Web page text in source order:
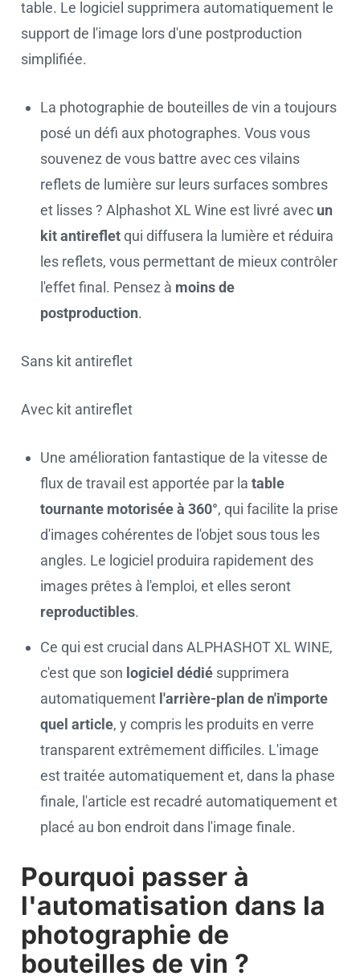
table. Le logiciel supprimera automatiquement le
support de l'image lors d'une postproduction
simplifiée.
La photographie de bouteilles de vin a toujours
posé un défi aux photographes. Vous vous
souvenez de vous battre avec ces vilains
reflets de lumière sur leurs surfaces sombres
et lisses ? Alphashot XL Wine est livré avec un
kit antirefletqui diffusera la lumière et réduira
les reflets, vous permettant de mieux contrôler
l'effet final. Pensez à moins de
postproduction.
Sans kit antireflet
Avec kit antireflet
Une amélioration fantastique de la vitesse de
flux de travail est apportée par la table
tournante motorisée à 360°, qui facilite la prise
d'images cohérentes de l'objet sous tous les
angles. Le logiciel produira rapidement des
images prêtes à l'emploi, et elles seront
reproductibles.
Ce qui est crucial dans ALPHASHOT XL WINE,
c'est que son logiciel dédié supprimera
automatiquement l'arrière-plan de n'importe
quel article, y compris les produits en verre
transparent extrêmement difficiles. L'image
est traitée automatiquement et, dans la phase
finale, l'article est recadré automatiquement et
placé au bon endroit dans l'image finale.
Pourquoi passer à
l'automatisation dans la
photographie de
bouteilles de vin ?